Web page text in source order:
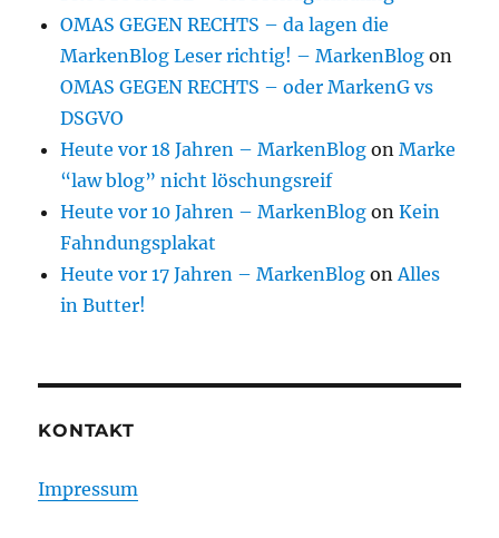
OMAS GEGEN RECHTS – da lagen die
MarkenBlog Leser richtig! – MarkenBlog on
OMAS GEGEN RECHTS – oder MarkenG vs
DSGVO
Heute vor 18 Jahren – MarkenBlog onMarke
“law blog” nicht löschungsreif
Heute vor 10 Jahren – MarkenBlog onKein
Fahndungsplakat
Heute vor 17 Jahren – MarkenBlog on Alles
in Butter!
KONTAKT
Impressum